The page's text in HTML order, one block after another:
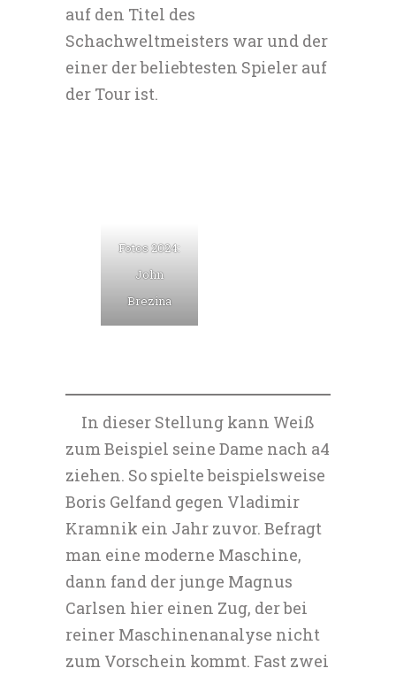
auf den Titel des
Schachweltmeisters war und der
einer der beliebtesten Spieler auf
der Tour ist.
Fotos 2024:
John
Brezina
In dieser Stellung kann Weiß
zum Beispiel seine Dame nach a4
ziehen. So spielte beispielsweise
Boris Gelfand gegen Vladimir
Kramnik ein Jahr zuvor. Befragt
man eine moderne Maschine,
dann fand der junge Magnus
Carlsen hier einen Zug, der bei
reiner Maschinenanalyse nicht
zum Vorschein kommt. Fast zwei